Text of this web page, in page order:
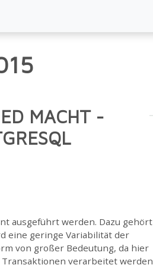
MACHT -
ausgeführt werden. Dazu gehört
eine geringe Variabilität der
von großer Bedeutung, da hier
verarbeitet werden